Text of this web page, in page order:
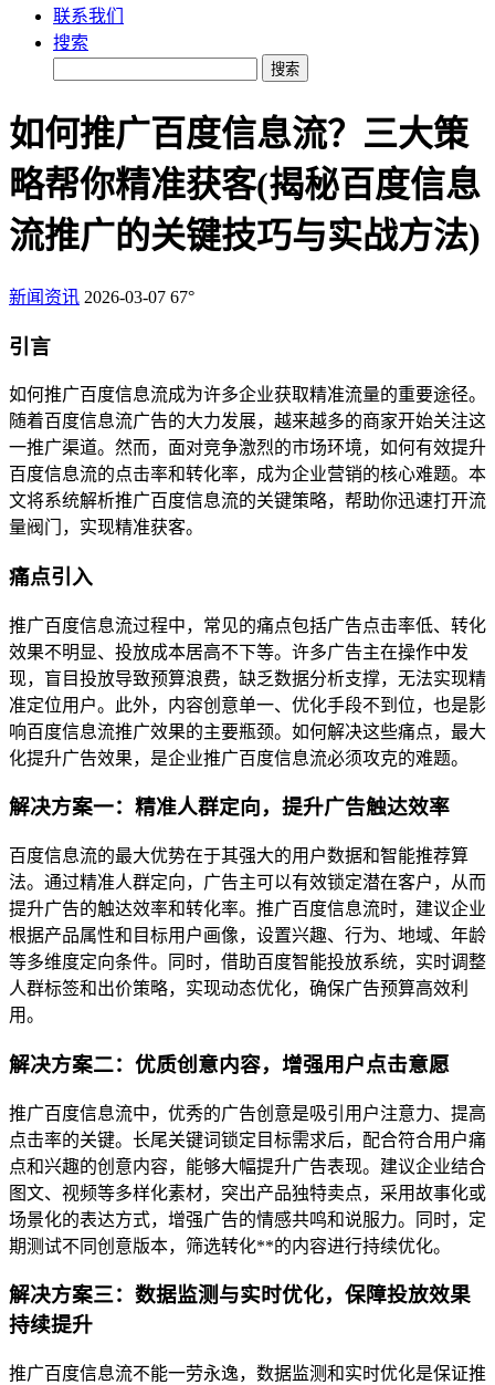
联系我们
搜索
搜索
如何推广百度信息流？三大策
略帮你精准获客(揭秘百度信息
流推广的关键技巧与实战方法)
新闻资讯 2026-03-07 67°
引言
如何推广百度信息流成为许多企业获取精准流量的重要途径。
随着百度信息流广告的大力发展，越来越多的商家开始关注这
一推广渠道。然而，面对竞争激烈的市场环境，如何有效提升
百度信息流的点击率和转化率，成为企业营销的核心难题。本
文将系统解析推广百度信息流的关键策略，帮助你迅速打开流
量阀门，实现精准获客。
痛点引入
推广百度信息流过程中，常见的痛点包括广告点击率低、转化
效果不明显、投放成本居高不下等。许多广告主在操作中发
现，盲目投放导致预算浪费，缺乏数据分析支撑，无法实现精
准定位用户。此外，内容创意单一、优化手段不到位，也是影
响百度信息流推广效果的主要瓶颈。如何解决这些痛点，最大
化提升广告效果，是企业推广百度信息流必须攻克的难题。
解决方案一：精准人群定向，提升广告触达效率
百度信息流的最大优势在于其强大的用户数据和智能推荐算
法。通过精准人群定向，广告主可以有效锁定潜在客户，从而
提升广告的触达效率和转化率。推广百度信息流时，建议企业
根据产品属性和目标用户画像，设置兴趣、行为、地域、年龄
等多维度定向条件。同时，借助百度智能投放系统，实时调整
人群标签和出价策略，实现动态优化，确保广告预算高效利
用。
解决方案二：优质创意内容，增强用户点击意愿
推广百度信息流中，优秀的广告创意是吸引用户注意力、提高
点击率的关键。长尾关键词锁定目标需求后，配合符合用户痛
点和兴趣的创意内容，能够大幅提升广告表现。建议企业结合
图文、视频等多样化素材，突出产品独特卖点，采用故事化或
场景化的表达方式，增强广告的情感共鸣和说服力。同时，定
期测试不同创意版本，筛选转化**的内容进行持续优化。
解决方案三：数据监测与实时优化，保障投放效果
持续提升
推广百度信息流不能一劳永逸，数据监测和实时优化是保证推